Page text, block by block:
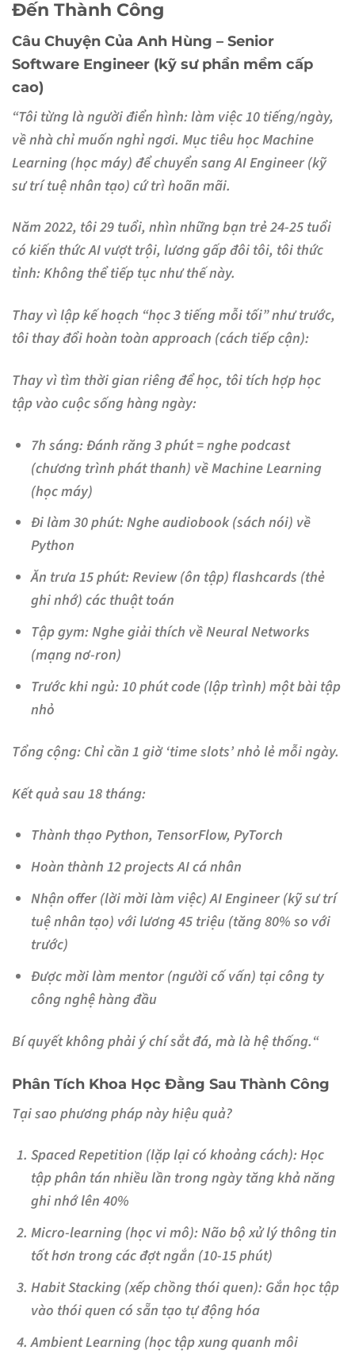
Đến Thành Công
Câu Chuyện Của Anh Hùng – Senior
Software Engineer (kỹ sư phần mềm cấp
cao)
“Tôi từng là người điển hình: làm việc 10 tiếng/ngày,
về nhà chỉ muốn nghỉ ngơi. Mục tiêu học Machine
Learning (học máy) để chuyển sang AI Engineer (kỹ
sư trí tuệ nhân tạo) cứ trì hoãn mãi.
Năm 2022, tôi 29 tuổi, nhìn những bạn trẻ 24-25 tuổi
có kiến thức AI vượt trội, lương gấp đôi tôi, tôi thức
tỉnh:Không thể tiếp tục như thế này.
Thay vì lập kế hoạch “học 3 tiếng mỗi tối” như trước,
tôi thay đổi hoàn toàn approach (cách tiếp cận):
Thay vì tìm thời gian riêng để học, tôi tích hợp học
tập vào cuộc sống hàng ngày:
7h sáng: Đánh răng 3 phút = nghe podcast
(chương trình phát thanh) về Machine Learning
(học máy)
Đi làm 30 phút:Nghe audiobook (sách nói) về
Python
Ăn trưa 15 phút:Review (ôn tập) flashcards (thẻ
ghi nhớ) các thuật toán
Tập gym:Nghe giải thích về Neural Networks
(mạng nơ-ron)
Trước khi ngủ:10 phút code (lập trình) một bài tập
nhỏ
Tổng cộng: Chỉ cần 1 giờ ‘time slots’ nhỏ lẻ mỗi ngày.
Kết quả sau 18 tháng:
Thành thạo Python, TensorFlow, PyTorch
Hoàn thành 12 projects AI cá nhân
Nhận offer (lời mời làm việc) AI Engineer (kỹ sư trí
tuệ nhân tạo) với lương 45 triệu (tăng 80% so với
trước)
Được mời làm mentor (người cố vấn) tại công ty
công nghệ hàng đầu
Bí quyết không phải ý chí sắt đá, mà là hệ thống.“
Phân Tích Khoa Học Đằng Sau Thành Công
Tại sao phương pháp này hiệu quả?
Spaced Repetition (lặp lại có khoảng cách): Học
tập phân tán nhiều lần trong ngày tăng khả năng
ghi nhớ lên 40%
Micro-learning (học vi mô): Não bộ xử lý thông tin
tốt hơn trong các đợt ngắn (10-15 phút)
Habit Stacking (xếp chồng thói quen): Gắn học tập
vào thói quen có sẵn tạo tự động hóa
Ambient Learning (học tập xung quanh môi